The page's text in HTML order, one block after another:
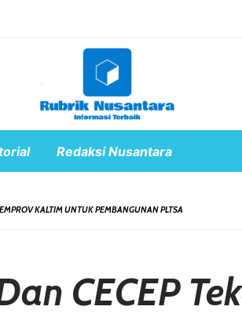
Redaksi Nusantara
KALTIM UNTUK PEMBANGUNAN PLTSA
CECEP